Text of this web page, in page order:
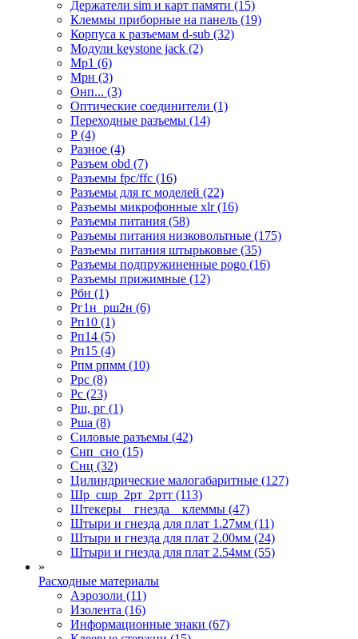
Держатели sim и карт памяти (15)
Клеммы приборные на панель (19)
Корпуса к разъемам d-sub (32)
Модули keystone jack (2)
Мр1 (6)
Мрн (3)
Онп... (3)
Оптические соединители (1)
Переходные разъемы (14)
Р (4)
Разное (4)
Разъем obd (7)
Разъемы fpc/ffc (16)
Разъемы для rc моделей (22)
Разъемы микрофонные xlr (16)
Разъемы питания (58)
Разъемы питания низковольтные (175)
Разъемы питания штырьковые (35)
Разъемы подпружиненные pogo (16)
Разъемы прижимные (12)
Рбн (1)
Рг1н_рш2н (6)
Рп10 (1)
Рп14 (5)
Рп15 (4)
Рпм рпмм (10)
Ррс (8)
Рс (23)
Рш, рг (1)
Рша (8)
Силовые разъемы (42)
Снп_сно (15)
Снц (32)
Цилиндрические малогабаритные (127)
Шр_сшр_2рт_2ртт (113)
Штекеры _ гнезда _ клеммы (47)
Штыри и гнезда для плат 1.27мм (11)
Штыри и гнезда для плат 2.00мм (24)
Штыри и гнезда для плат 2.54мм (55)
»
Расходные материалы
Аэрозоли (11)
Изолента (16)
Информационные знаки (67)